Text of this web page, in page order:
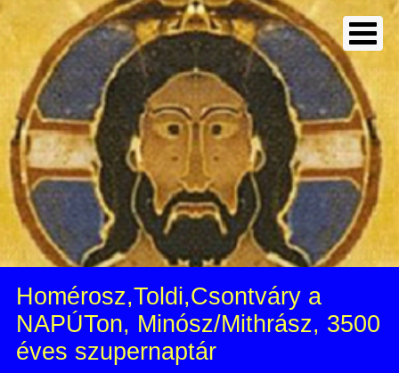
Homérosz,Toldi,Csontváry a
NAPÚTon, Minósz/Mithrász, 3500
éves szupernaptár